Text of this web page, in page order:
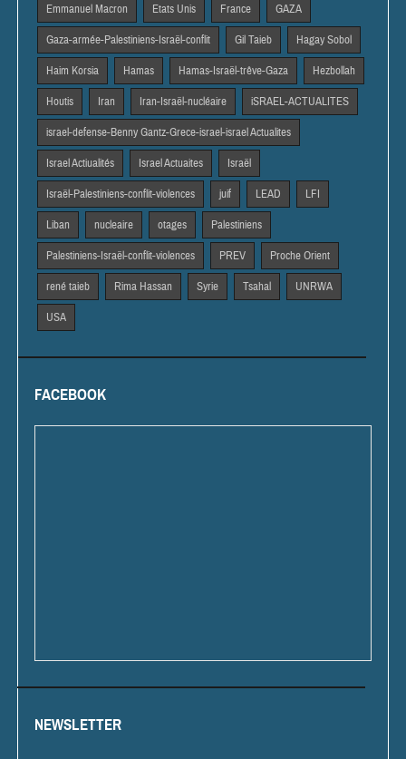
Emmanuel Macron Etats Unis France GAZA
Gaza-armée-Palestiniens-Israël-conflit Gil Taieb Hagay Sobol
Haim Korsia Hamas Hamas-Israël-trêve-Gaza Hezbollah
Houtis Iran Iran-Israël-nucléaire iSRAEL-ACTUALITES
israel-defense-Benny Gantz-Grece-israel-israel Actualites
Israel Actiualités Israel Actuaites Israël
Israël-Palestiniens-conflit-violences juif LEAD LFI
Liban nucleaire otages Palestiniens
Palestiniens-Israël-conflit-violences PREV Proche Orient
rené taieb Rima Hassan Syrie Tsahal UNRWA
USA
FACEBOOK
NEWSLETTER